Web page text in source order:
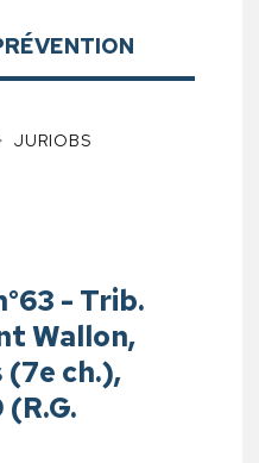
JURIOBS
- Trib.
Wallon,
(7e ch.),